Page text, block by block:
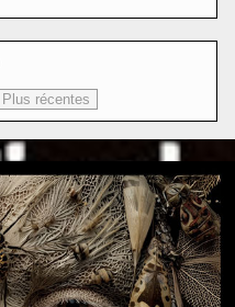
Plus récentes